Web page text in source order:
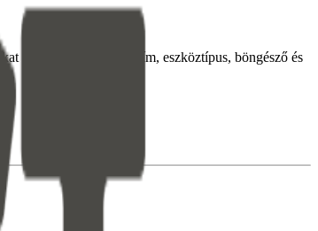
gyűjthet, mint az IP-cím, eszköztípus, böngésző és